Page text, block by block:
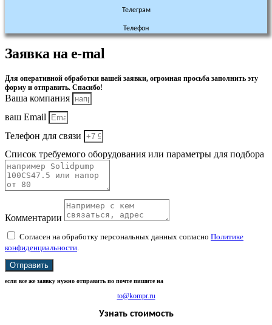
Телеграм
Телефон
Заявка на e-mal
Для оперативной обработки вашей заявки, огромная просьба заполнить эту
форму и отправить. Спасибо!
Ваша компания
ваш Email
Телефон для связи
Список требуемого оборудования или параметры для подбора
Комментарии
Согласен на обработку персональных данных согласно Политике
конфиденциальности.
Отправить
если все же заявку нужно отправить по почте пишите на
to@kompr.ru
Узнать стоимость